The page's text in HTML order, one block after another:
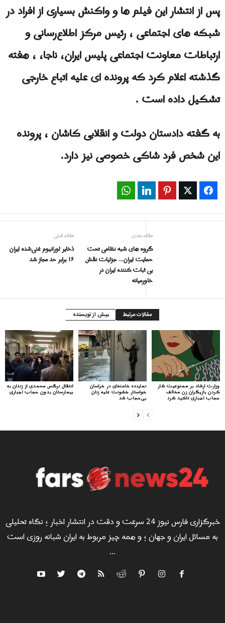
پس از انتشار این فیلم ها و واکنش بسیاری از افراد در
شبکه های اجتماعی ، رئیس مرکز اطلاع‌رسانی و
ارتباطات معاونت اجتماعی پلیس ایران، ناجا، ، هفته
گذشته اعلام کرد که پرونده ای علیه اتباع خارجی
تشکیل داده است .
به گفته دادستان دولت و انقلابی کاشان ، پرونده
این شخص فرد شاکی خصوصی نیز دارد.
Facebook
Twitter
Pinterest
LinkedIn
مقاله قبلی
ذخایر اورانیوم غنی‌شده ایران
۱۶ برابر حد مجاز شد
مقاله بعدی
گروه های شبه نظامی تحت
حمایت ایران… جزئیات نقش
بی ثبات کننده ایران در
خاورمیانه
مقالات مرتبط بیش از نویسنده
انتقال نرگس محمدی از زندان به
بیمارستان بدون حجاب اجباری
نماینده خامنه‌ای در خراسان
خواستار خشونت علیه زنان
بی‌حجاب شد
وزارت ارشاد بر ممنوعیت کار
کردن بازیگران زن مخالف
حجاب اجباری تاکید کرد
خبرگزاری فارس نیوز 24 سرعت و دقت در انتشار اخبار ؛ نگاه تحلیلی
به مسائل ایران و جهان ؛ و همه چیز مربوط به ایران شبانه روزی است
...